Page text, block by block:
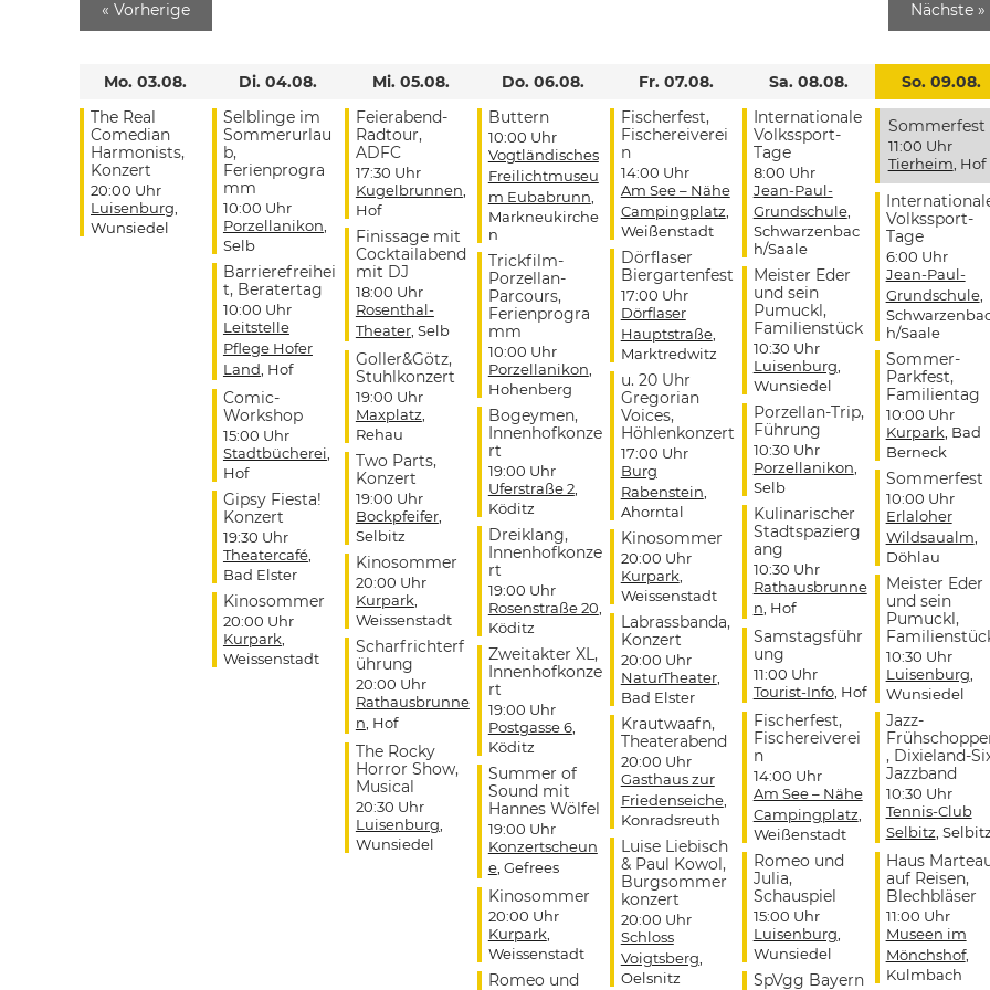
« Vorherige Nächste »
Mo. 03.08.
The Real
Comedian
Harmonists,
Konzert
20:00 Uhr
Luisenburg,
Wunsiedel
Di. 04.08.
Selblinge im
Sommerurlau
b,
Ferienprogra
mm
10:00 Uhr
Porzellanikon,
Selb
Barrierefreihei
t, Beratertag
10:00 Uhr
Leitstelle
Pflege Hofer
Land, Hof
Comic-
Workshop
15:00 Uhr
Stadtbücherei,
Hof
Gipsy Fiesta!
Konzert
19:30 Uhr
Theatercafé,
Bad Elster
Kinosommer
20:00 Uhr
Kurpark,
Weissenstadt
Mi. 05.08.
Feierabend-
Radtour,
ADFC
17:30 Uhr
Kugelbrunnen,
Hof
Finissage mit
Cocktailabend
mit DJ
18:00 Uhr
Rosenthal-
Theater, Selb
Goller&Götz,
Stuhlkonzert
19:00 Uhr
Maxplatz,
Rehau
Two Parts,
Konzert
19:00 Uhr
Bockpfeifer,
Selbitz
Kinosommer
20:00 Uhr
Kurpark,
Weissenstadt
Scharfrichterf
ührung
20:00 Uhr
Rathausbrunne
n, Hof
The Rocky
Horror Show,
Musical
20:30 Uhr
Luisenburg,
Wunsiedel
Do. 06.08.
Buttern
10:00 Uhr
Vogtländisches
Freilichtmuseu
m Eubabrunn,
Markneukirche
n
Trickfilm-
Porzellan-
Parcours,
Ferienprogra
mm
10:00 Uhr
Porzellanikon,
Hohenberg
Bogeymen,
Innenhofkonze
rt
19:00 Uhr
Uferstraße 2,
Köditz
Dreiklang,
Innenhofkonze
rt
19:00 Uhr
Rosenstraße 20,
Köditz
Zweitakter XL,
Innenhofkonze
rt
19:00 Uhr
Postgasse 6,
Köditz
Summer of
Sound mit
Hannes Wölfel
19:00 Uhr
Konzertscheun
e, Gefrees
Kinosommer
20:00 Uhr
Kurpark,
Weissenstadt
Romeo und
Fr. 07.08.
Fischerfest,
Fischereiverei
n
14:00 Uhr
Am See – Nähe
Campingplatz,
Weißenstadt
Dörflaser
Biergartenfest
17:00 Uhr
Dörflaser
Hauptstraße,
Marktredwitz
u. 20 Uhr
Gregorian
Voices,
Höhlenkonzert
17:00 Uhr
Burg
Rabenstein,
Ahorntal
Kinosommer
20:00 Uhr
Kurpark,
Weissenstadt
Labrassbanda,
Konzert
20:00 Uhr
NaturTheater,
Bad Elster
Krautwaafn,
Theaterabend
20:00 Uhr
Gasthaus zur
Friedenseiche,
Konradsreuth
Luise Liebisch
& Paul Kowol,
Burgsommer
konzert
20:00 Uhr
Schloss
Voigtsberg,
Oelsnitz
Sa. 08.08.
Internationale
Volkssport-
Tage
8:00 Uhr
Jean-Paul-
Grundschule,
Schwarzenbac
h/Saale
Meister Eder
und sein
Pumuckl,
Familienstück
10:30 Uhr
Luisenburg,
Wunsiedel
Porzellan-Trip,
Führung
10:30 Uhr
Porzellanikon,
Selb
Kulinarischer
Stadtspazierg
ang
10:30 Uhr
Rathausbrunne
n, Hof
Samstagsführ
ung
11:00 Uhr
Tourist-Info, Hof
Fischerfest,
Fischereiverei
n
14:00 Uhr
Am See – Nähe
Campingplatz,
Weißenstadt
Romeo und
Julia,
Schauspiel
15:00 Uhr
Luisenburg,
Wunsiedel
SpVgg Bayern
So. 09.08.
Sommerfest
11:00 Uhr
Tierheim, Hof
Volkssport-
Tage
6:00 Uhr
Jean-Paul-
Grundschule,
h/Saale
Sommer-
Parkfest,
Familientag
10:00 Uhr
Kurpark, Bad
Berneck
Sommerfest
10:00 Uhr
Erlaloher
Wildsaualm,
Döhlau
Meister Eder
und sein
Pumuckl,
10:30 Uhr
Luisenburg,
Wunsiedel
Jazz-
, Dixieland-
Jazzband
10:30 Uhr
Tennis-Club
Selbitz,
Haus
auf Reisen,
Blechbläser
11:00 Uhr
Museen im
Mönchshof,
Kulmbach